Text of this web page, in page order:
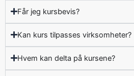
Får jeg kursbevis?
Kan kurs tilpasses virksomheter?
Hvem kan delta på kursene?